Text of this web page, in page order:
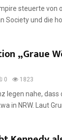
steuerte von
Society und die
„Graue
0 1823
legen nahe,
in NRW. Laut